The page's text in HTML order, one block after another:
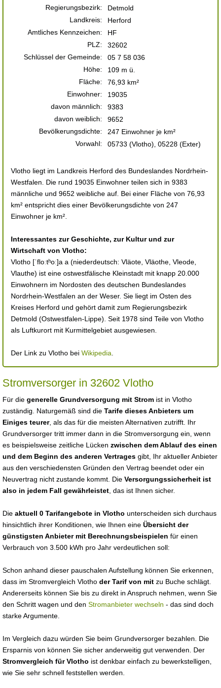
Regierungsbezirk:
Detmold
Landkreis:
Herford
Amtliches Kennzeichen:
HF
PLZ:
32602
Schlüssel der Gemeinde:
05 7 58 036
Höhe:
109 m ü.
Fläche:
76,93 km²
Einwohner:
19035
davon männlich:
9383
davon weiblich:
9652
Bevölkerungsdichte:
247 Einwohner je km²
Vorwahl:
05733 (Vlotho), 05228 (Exter)
Vlotho liegt im Landkreis Herford des Bundeslandes Nordrhein-
Westfalen. Die rund 19035 Einwohner teilen sich in 9383
männliche und 9652 weibliche auf. Bei einer Fläche von 76,93
km² entspricht dies einer Bevölkerungsdichte von 247
Einwohner je km².
Interessantes zur Geschichte, zur Kultur und zur
Wirtschaft von Vlotho:
Vlotho [ˈfloːtʰoː]a a (niederdeutsch: Vläote, Vläothe, Vleode,
Vlauthe) ist eine ostwestfälische Kleinstadt mit knapp 20.000
Einwohnern im Nordosten des deutschen Bundeslandes
Nordrhein-Westfalen an der Weser. Sie liegt im Osten des
Kreises Herford und gehört damit zum Regierungsbezirk
Detmold (Ostwestfalen-Lippe). Seit 1978 sind Teile von Vlotho
als Luftkurort mit Kurmittelgebiet ausgewiesen.
Der Link zu Vlotho bei Wikipedia
Stromversorger in 32602 Vlotho
Für die generelle Grundversorgung mit Strom ist in Vlotho
zuständig. Naturgemäß sind die Tarife dieses Anbieters um
Einiges teurer, als das für die meisten Alternativen zutrifft. Ihr
Grundversorger tritt immer dann in die Stromversorgung ein, wenn
es beispielsweise zeitliche Lücken zwischen dem Ablauf des einen
und dem Beginn des anderen Vertrages gibt, Ihr aktueller Anbieter
aus den verschiedensten Gründen den Vertrag beendet oder ein
Neuvertrag nicht zustande kommt. Die Versorgungssicherheit ist
also in jedem Fall gewährleistet , das ist Ihnen sicher.
Die aktuell 0 Tarifangebote in Vlotho unterscheiden sich durchaus
hinsichtlich ihrer Konditionen, wie Ihnen eine Übersicht der
günstigsten Anbieter mit Berechnungsbeispielen für einen
Verbrauch von 3.500 kWh pro Jahr verdeutlichen soll:
Schon anhand dieser pauschalen Aufstellung können Sie erkennen,
dass im Stromvergleich Vlotho der Tarif von mit zu Buche schlägt.
Andererseits können Sie bis zu direkt in Anspruch nehmen, wenn Sie
den Schritt wagen und den Stromanbieter wechseln - das sind doch
starke Argumente.
Im Vergleich dazu würden Sie beim Grundversorger bezahlen. Die
Ersparnis von können Sie sicher anderweitig gut verwenden. Der
Stromvergleich für Vlotho ist denkbar einfach zu bewerkstelligen,
wie Sie sehr schnell feststellen werden.